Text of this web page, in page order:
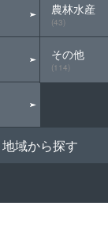
農林水産
(43)
その他
(114)
地域から探す